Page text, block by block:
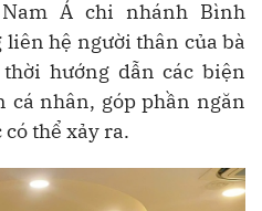
Á chi nhánh Bình
hệ người thân của bà
hướng dẫn các biện
cá nhân, góp phần ngăn
thể xảy ra.